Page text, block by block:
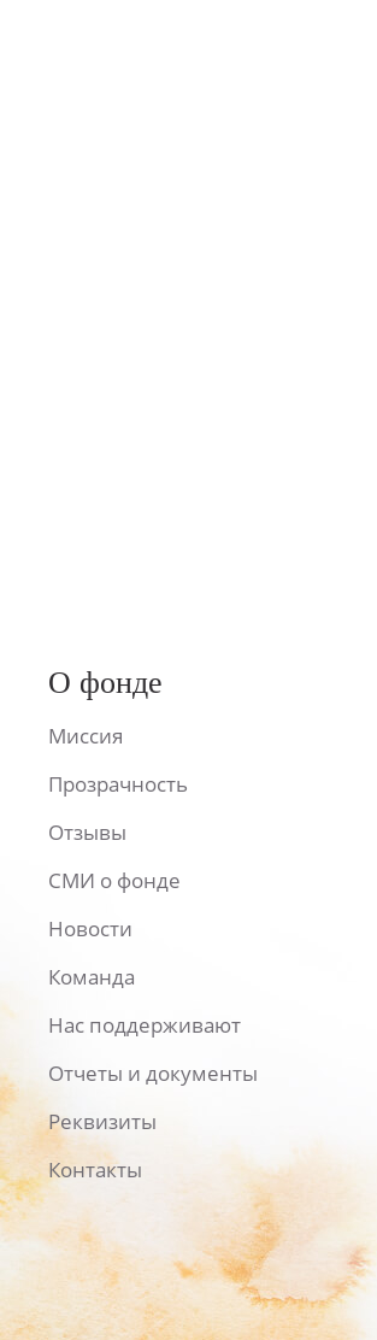
О фонде
Миссия
Прозрачность
Отзывы
СМИ о фонде
Новости
Команда
Нас поддерживают
Отчеты и документы
Реквизиты
Контакты